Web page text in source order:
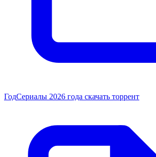
ГодСериалы 2026 года скачать торрент